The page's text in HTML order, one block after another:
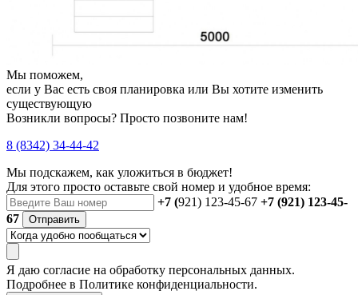
Мы поможем,
если у Вас есть своя планировка или Вы хотите изменить
существующую
Возникли вопросы? Просто позвоните нам!
8 (8342) 34-44-42
Мы подскажем, как уложиться в бюджет!
Для этого просто оставьте свой номер и удобное время:
+7 (921) 123-45-67 +7 (921) 123-45-
67
Отправить
Я даю согласие на обработку персональных данных.
Подробнее в Политике конфиденциальности.